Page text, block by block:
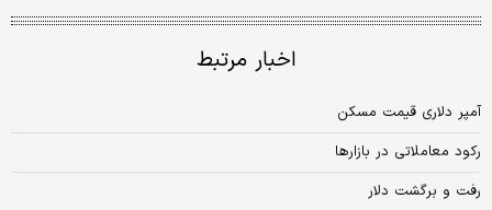
اخبار مرتبط
آمپر دلاری قیمت مسکن
رکود معاملاتی در بازارها
رفت و برگشت دلار